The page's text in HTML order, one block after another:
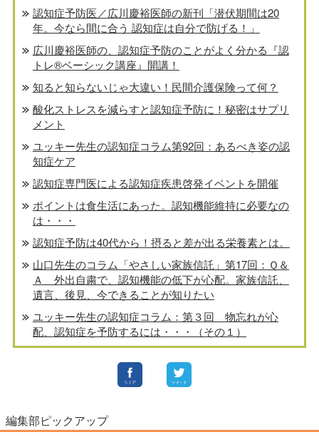
認知症予防医／広川慶裕医師の新刊「潜伏期間は20
年。今なら間に合う 認知症は自分で防げる！」
広川慶裕医師の、認知症予防のことがよく分かる『認
トレ®️ベーシック講座』開講！
知ると知らないじゃ大違い！民間介護保険って何？
酸化ストレスを減らすと認知症予防に！秘密はサプリ
メント
ユッキー先生の認知症コラム第92回：あるべき姿の認
知症ケア
認知症専門医による認知症疾患啓発イベントを開催
ポイントは食生活にあった。認知機能維持に必要なの
は・・・
認知症予防は40代から！摂ると差が出る栄養素とは。
山口先生のコラム「やさしい家族信託」第17回：Ｑ＆
Ａ 外出自粛で、認知機能の低下が心配。家族信託、
遺言、後見、今できることが知りたい
ユッキー先生の認知症コラム：第３回 物忘れが心
配、認知症を予防するには・・・（その１）
編集部ピックアップ